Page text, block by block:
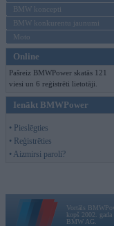
BMW koncepti
BMW konkurentu jaunumi
Moto
Online
Pašreiz BMWPower skatās 121
viesi un 6 reģistrēti lietotāji.
Ienākt BMWPower
• Pieslēgties
• Reģistrēties
• Aizmirsi paroli?
Vortāls
kopš 2002.
BMW AG.